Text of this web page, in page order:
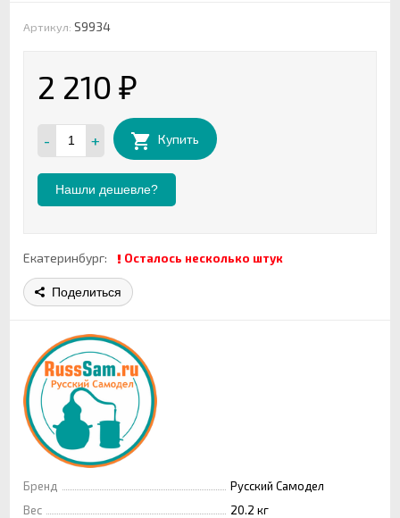
Артикул: S9934
2 210 ₽
- + Купить
Нашли дешевле?
Екатеринбург: Осталось несколько штук
Поделиться
Бренд
Русский Самодел
Вес
20.2 кг